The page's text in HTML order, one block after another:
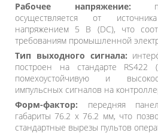
Рабочее напряжение:
осуществляется от
напряжением 5 В (DC), что
требованиям промышленной
Тип выходного сигнала:
построен на стандарте RS422
помехоустойчивую и
импульсных сигналов на
Форм-фактор: передняя
габариты 76.2 x 76.2 мм, что
стандартные вырезы пультов